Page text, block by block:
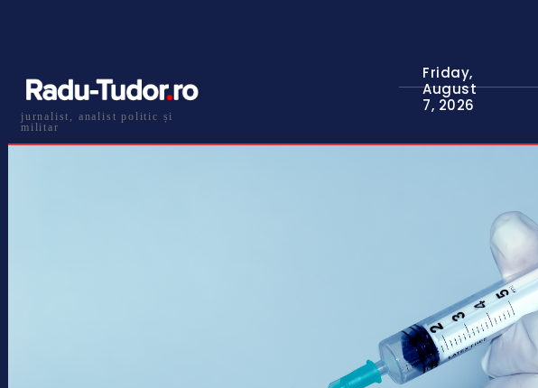
jurnalist, analist politic și
militar
Friday,
August
7, 2026